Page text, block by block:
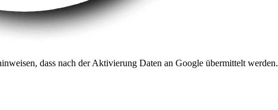
dass nach der Aktivierung Daten an Google übermittelt werden.